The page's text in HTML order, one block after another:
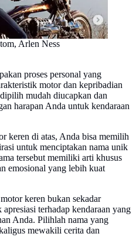
Arlen Ness
proses personal yang
motor dan kepribadian
mudah diucapkan dan
harapan Anda untuk kendaraan
keren di atas, Anda bisa memilih
untuk menciptakan nama unik
tersebut memiliki arti khusus
emosional yang lebih kuat
keren bukan sekadar
terhadap kendaraan yang
Anda. Pilihlah nama yang
mewakili cerita dan